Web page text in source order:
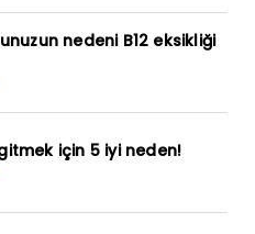
nedeni B12 eksikliği
için 5 iyi neden!